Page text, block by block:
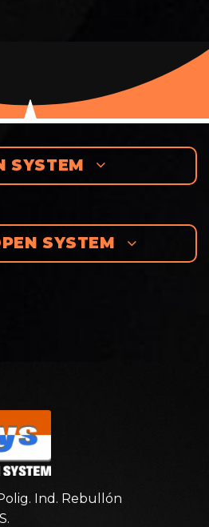
SYSTEM
SYSTEM
Ind. Rebullón